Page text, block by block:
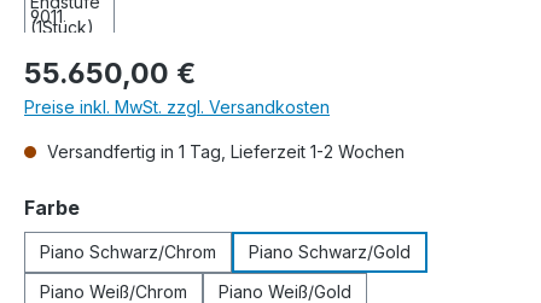
Regulärer Preis:
55.650,00 €
Preise inkl. MwSt. zzgl. Versandkosten
Versandfertig in 1 Tag, Lieferzeit 1-2 Wochen
Farbeauswählen
Piano Schwarz/Chrom
Piano Schwarz/Gold
Piano Weiß/Chrom
Piano Weiß/Gold